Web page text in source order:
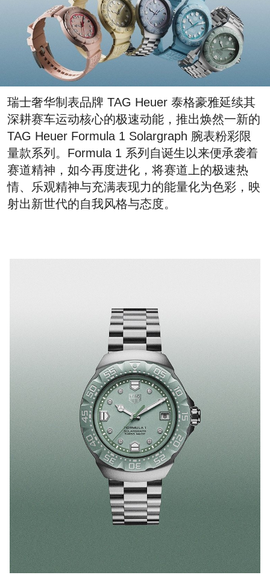
瑞士奢华制表品牌 TAG Heuer 泰格豪雅延续其
深耕赛车运动核心的极速动能，推出焕然一新的
TAG Heuer Formula 1 Solargraph 腕表粉彩限
量款系列。Formula 1 系列自诞生以来便承袭着
赛道精神，如今再度进化，将赛道上的极速热
情、乐观精神与充满表现力的能量化为色彩，映
射出新世代的自我风格与态度。